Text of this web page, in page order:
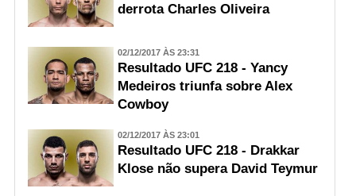
derrota Charles Oliveira
02/12/2017 ÀS 23:31
Resultado UFC 218 - Yancy
Medeiros triunfa sobre Alex
Cowboy
02/12/2017 ÀS 23:01
Resultado UFC 218 - Drakkar
Klose não supera David Teymur